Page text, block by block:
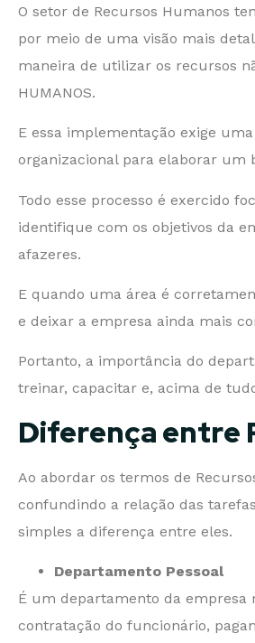
O setor de Recursos Humanos
por meio de uma visão mais
maneira de utilizar os recursos
HUMANOS.
E essa implementação exige
organizacional para elaborar um
Todo esse processo é exercido
identifique com os objetivos da
afazeres.
E quando uma área é
e deixar a empresa ainda mais
Portanto, a importância do
treinar, capacitar e, acima de
Diferença entre
Ao abordar os termos de
confundindo a relação das
simples a diferença entre eles.
Departamento Pessoal
É um departamento da empresa
contratação do funcionário,